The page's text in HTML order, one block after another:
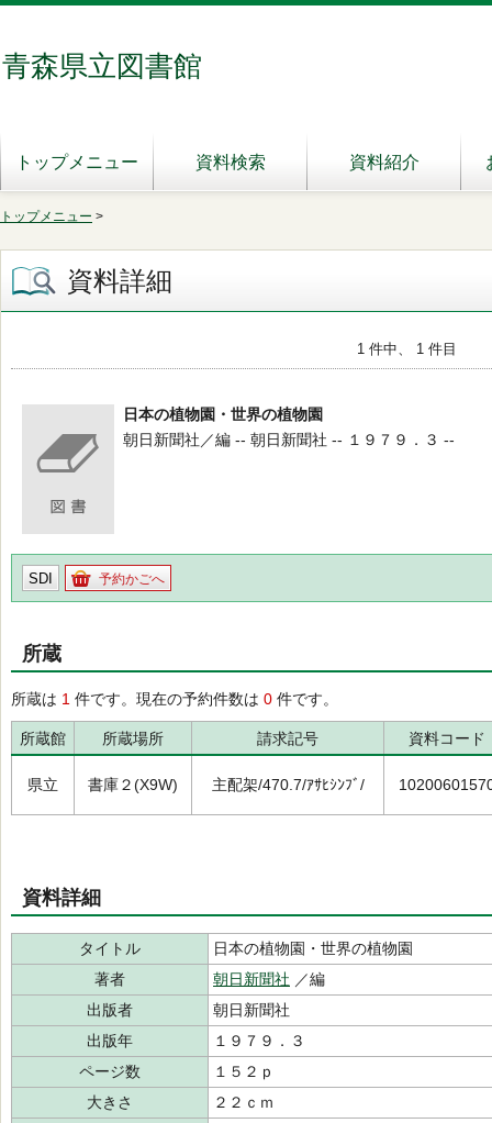
青森県立図書館
トップメニュー 資料検索 資料紹介
トップメニュー >
資料詳細
1 件中、 1 件目
日本の植物園・世界の植物園
朝日新聞社／編 -- 朝日新聞社 -- １９７９．３ --
SDI 予約かごへ
所蔵
所蔵は 1 件です。現在の予約件数は 0 件です。
所蔵館 所蔵場所 請求記号 資料コード
県立 書庫２(X9W) 主配架/470.7/ｱｻﾋｼﾝﾌﾞ/
資料詳細
タイトル
日本の植物園・世界の植物園
著者
朝日新聞社 ／編
出版者
朝日新聞社
出版年
１９７９．３
ページ数
１５２ｐ
大きさ
２２ｃｍ